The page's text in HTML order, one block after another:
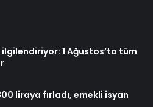
1 Ağustos’ta tüm
liraya fırladı, emekli isyan